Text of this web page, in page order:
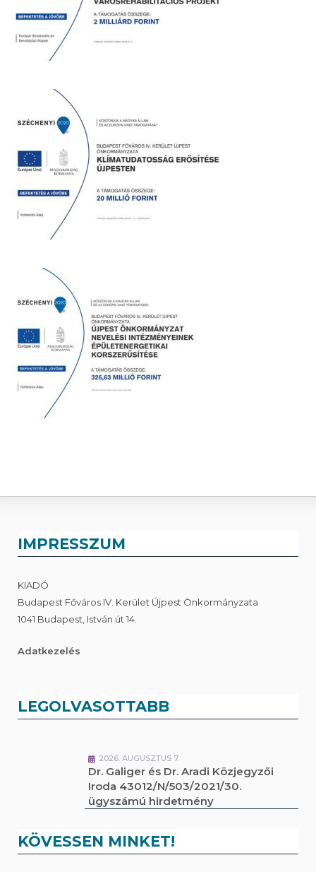
IMPRESSZUM
KIADÓ
Budapest Főváros IV. Kerület Újpest Önkormányzata
1041 Budapest, István út 14.
Adatkezelés
LEGOLVASOTTABB
2026. AUGUSZTUS 7.
Dr. Galiger és Dr. Aradi Közjegyzői
Iroda 43012/N/503/2021/30.
ügyszámú hirdetmény
KÖVESSEN MINKET!